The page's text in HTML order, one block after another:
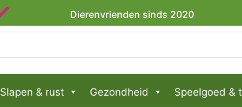
Dierenvrienden sinds 2020
Slapen & rust Gezondheid Speelgoed &